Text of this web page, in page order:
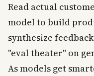
Read actual
modelto build
synthesize feedback
"evaltheater" on
Asmodels get